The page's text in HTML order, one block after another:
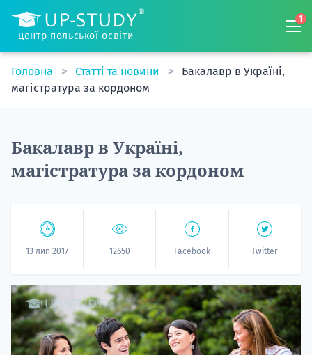
центр польської освіти
1
Головна Статті та новини
Бакалавр в Україні,
магістратура за кордоном
Бакалавр в Україні,
магістратура за кордоном
13 лип 2017 12650 Facebook Twitter